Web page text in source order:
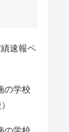
速報ペ
の学校